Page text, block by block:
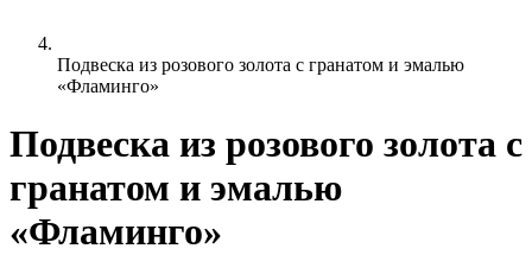
Подвеска из розового золота с гранатом и эмалью
«Фламинго»
Подвеска из розового золота с
гранатом и эмалью
«Фламинго»